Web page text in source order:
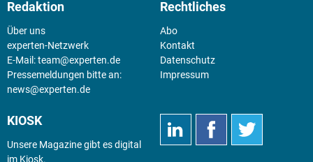
Redaktion
Über uns
experten-Netzwerk
E-Mail:team@experten.de
Pressemeldungen bitte an:
news@experten.de
Rechtliches
Abo
Kontakt
Datenschutz
Impressum
KIOSK
Unsere Magazine gibt es digital
im Kiosk.